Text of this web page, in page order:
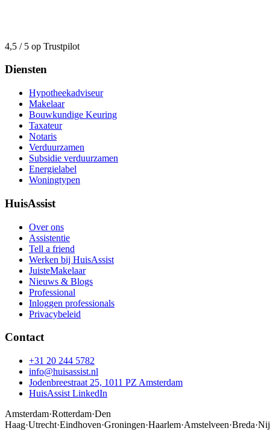
4,5 / 5 op Trustpilot
Diensten
Hypotheekadviseur
Makelaar
Bouwkundige Keuring
Taxateur
Notaris
Verduurzamen
Subsidie verduurzamen
Energielabel
Woningtypen
HuisAssist
Over ons
Assistentie
Tell a friend
Werken bij HuisAssist
JuisteMakelaar
Nieuws & Blogs
Professional
Inloggen professionals
Privacybeleid
Contact
+31 20 244 5782
info@huisassist.nl
Jodenbreestraat 25, 1011 PZ Amsterdam
HuisAssist LinkedIn
Amsterdam·Rotterdam·Den
Haag·Utrecht·Eindhoven·Groningen·Haarlem·Amstelveen·Breda·